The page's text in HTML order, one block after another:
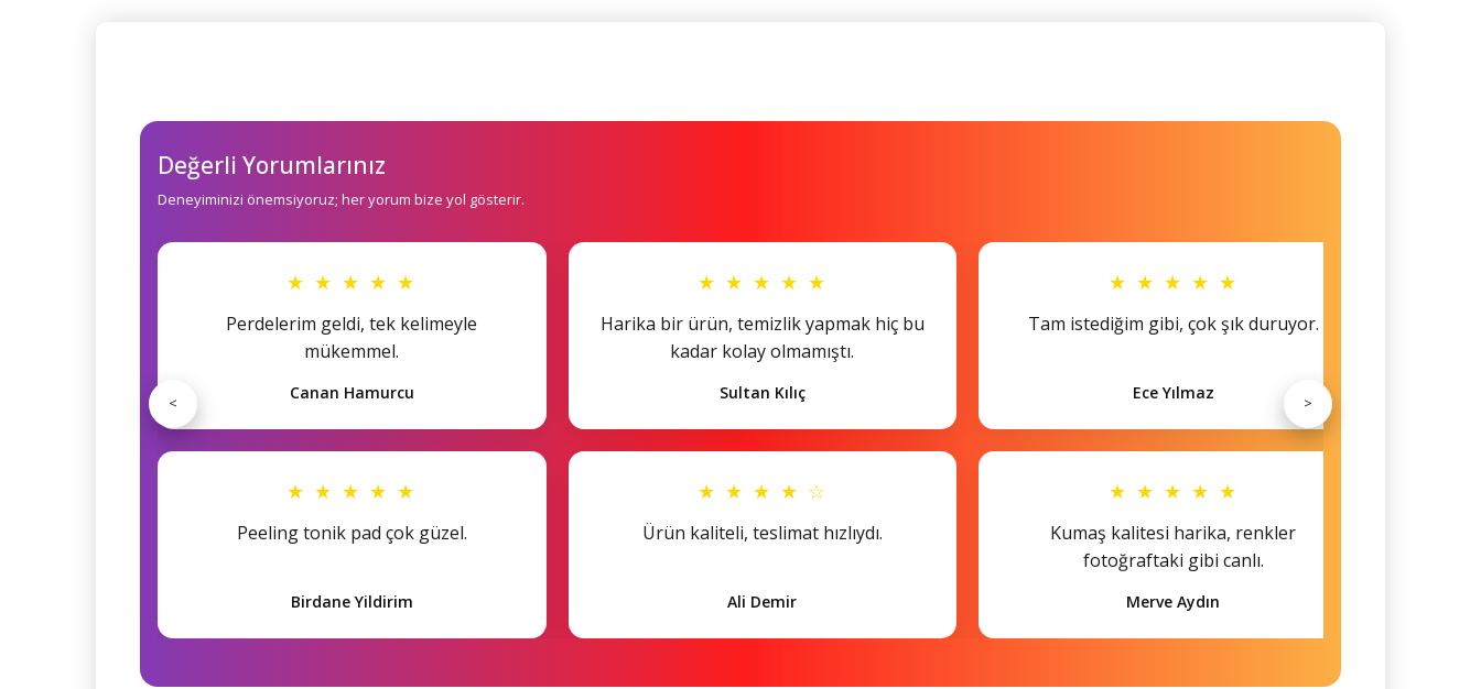
Değerli Yorumlarınız
Deneyiminizi önemsiyoruz; her yorum bize yol gösterir.
★ ★ ★ ★ ★
Perdelerim geldi, tek kelimeyle
mükemmel.
Canan Hamurcu
★ ★ ★ ★ ★
Peeling tonik pad çok güzel.
Birdane Yildirim
★ ★ ★ ★ ★
Harika bir ürün, temizlik yapmak hiç bu
kadar kolay olmamıştı.
Sultan Kılıç
★ ★ ★ ★ ☆
Ürün kaliteli, teslimat hızlıydı.
Ali Demir
★ ★ ★ ★ ★
Tam istediğim gibi, çok şık duruyor.
Ece Yılmaz
★ ★ ★ ★ ★
Kumaş kalitesi harika, renkler
fotoğraftaki gibi canlı.
Merve Aydın
< >